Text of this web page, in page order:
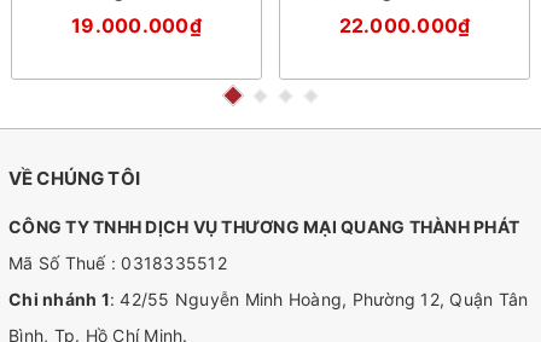
(size cơ bản)
19.000.000₫
(size trung)
22.000.000₫
VỀ CHÚNG TÔI
CÔNG TY TNHH DỊCH VỤ THƯƠNG MẠI QUANG THÀNH PHÁT
Mã Số Thuế : 0318335512
Chi nhánh 1: 42/55 Nguyễn Minh Hoàng, Phường 12, Quận Tân
Bình, Tp. Hồ Chí Minh.